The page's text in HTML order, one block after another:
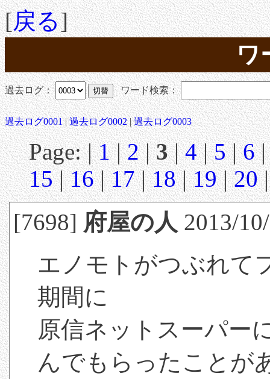
[戻る]
ワ
過去ログ： ワード検索：
過去ログ0001|過去ログ0002|過去ログ0003
Page: |1|2|3|4|5|6
15|16|17|18|19|20
[7698] 府屋の人 2013/
エノモトがつぶれて
期間に
原信ネットスーパー
んでもらったことが